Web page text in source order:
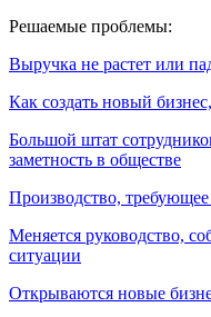
Решаемые проблемы:
Выручка не растет или
Как создать новый
Большой штат
заметность в обществе
Производство,
Меняется руководство,
ситуации
Открываются новые